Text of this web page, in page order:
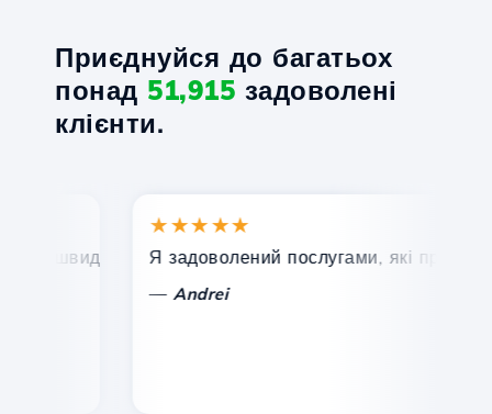
Приєднуйся до багатьох
понад 51,915 задоволені
клієнти.
та ефективна технічна підтримка.
★★★★★
Я задоволений послугами, які пропонує
Andrei